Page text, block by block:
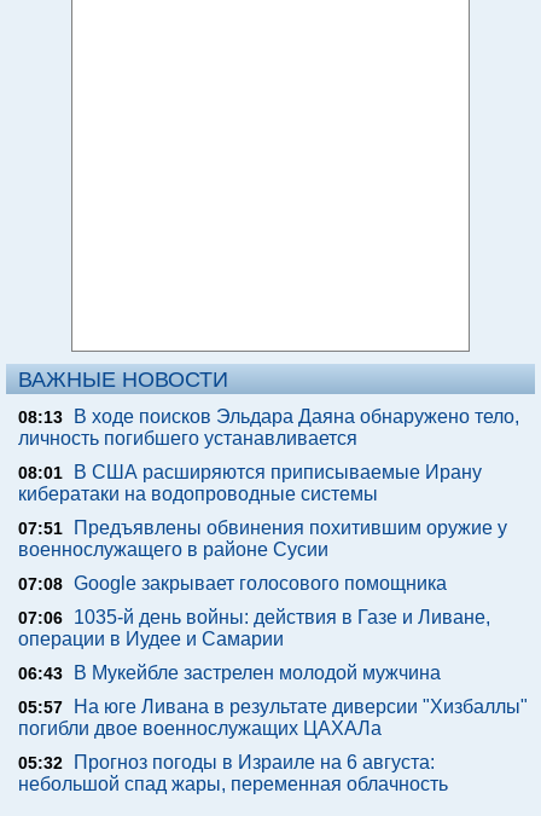
ВАЖНЫЕ НОВОСТИ
08:13
В ходе поисков Эльдара Даяна обнаружено тело,
личность погибшего устанавливается
08:01
В США расширяются приписываемые Ирану
кибератаки на водопроводные системы
07:51
Предъявлены обвинения похитившим оружие у
военнослужащего в районе Сусии
07:08 Google закрывает голосового помощника
07:06
1035-й день войны: действия в Газе и Ливане,
операции в Иудее и Самарии
06:43 В Мукейбле застрелен молодой мужчина
05:57
На юге Ливана в результате диверсии "Хизбаллы"
погибли двое военнослужащих ЦАХАЛа
05:32
Прогноз погоды в Израиле на 6 августа:
небольшой спад жары, переменная облачность